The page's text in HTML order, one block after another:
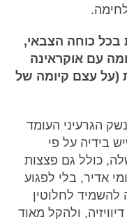
כוחה הצבאי,
עם אוקראינה
(על עצם קיומה של
הגרעיני העומד
בידיה על פי
כולל גם פצצות
אדיר, בלי לפגוע
לחלוטין
ולהקל מאוד